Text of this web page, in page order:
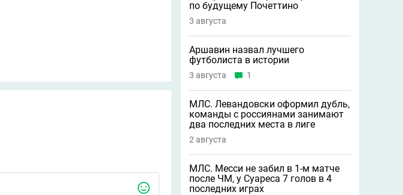
по будущему Почеттино
3 августа
Аршавин назвал лучшего
футболиста в истории
3 августа 1
МЛС. Левандовски оформил дубль,
команды с россиянами занимают
два последних места в лиге
2 августа
МЛС. Месси не забил в 1-м матче
после ЧМ, у Суареса 7 голов в 4
последних играх